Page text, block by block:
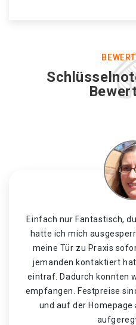
Einfach nur Fantastisch,
hatte ich mich
meine Tür zu Praxis
jemanden kontaktiert
eintraf. Dadurch konnten
empfangen. Festpreise
und auf der